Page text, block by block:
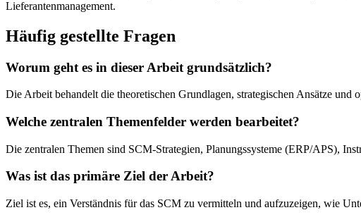
Lieferantenmanagement.
Häufig gestellte Fragen
Worum geht es in dieser Arbeit grundsätzlich?
Die Arbeit behandelt die theoretischen Grundlagen, strategischen Ansätze
Welche zentralen Themenfelder werden bearbeitet?
Die zentralen Themen sind SCM-Strategien, Planungssysteme (ERP/APS),
Was ist das primäre Ziel der Arbeit?
Ziel ist es, ein Verständnis für das SCM zu vermitteln und aufzuzeigen, wie